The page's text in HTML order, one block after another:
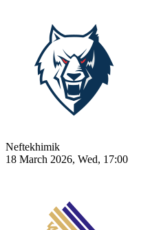
Neftekhimik
18 March 2026, Wed, 17:00